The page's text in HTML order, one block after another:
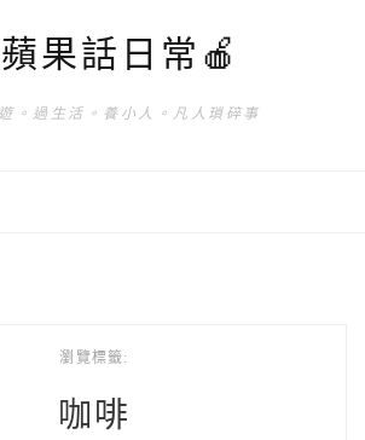
果話日常🍎
。過生活。養小人。凡人瑣碎事
瀏覽標籤:
咖啡